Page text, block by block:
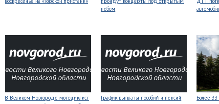
небом
В Великом Новгороде мотоциклист
График выплаты пособий и пенсий
Более 33